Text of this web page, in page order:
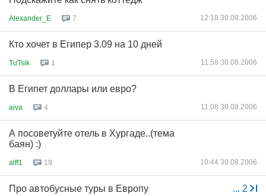
Alexander_E 7 12:18 30.08.2006
Кто хочет в Египер 3.09 на 10 дней
TuTsik 1 11:58 30.08.2006
В Египет доллары или евро?
aiva 4 11:08 30.08.2006
А посоветуйте отель в Хургаде..(тема
баян) :)
alff1 19 10:44 30.08.2006
... 2
Про автобусные туры в Европу